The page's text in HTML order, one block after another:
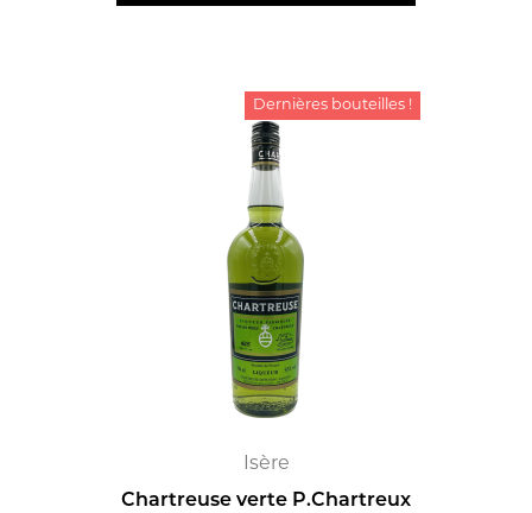
Isère
Chartreuse verte P.Chartreux
Dernières bouteilles !